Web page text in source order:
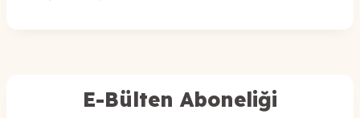
E-Bülten Aboneliği